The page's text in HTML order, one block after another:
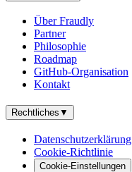
Über Fraudly
Partner
Philosophie
Roadmap
GitHub-Organisation
Kontakt
Rechtliches ▼
Datenschutzerklärung
Cookie-Richtlinie
Cookie-Einstellungen